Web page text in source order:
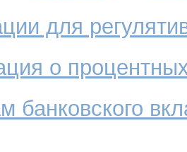
для
о
банковского